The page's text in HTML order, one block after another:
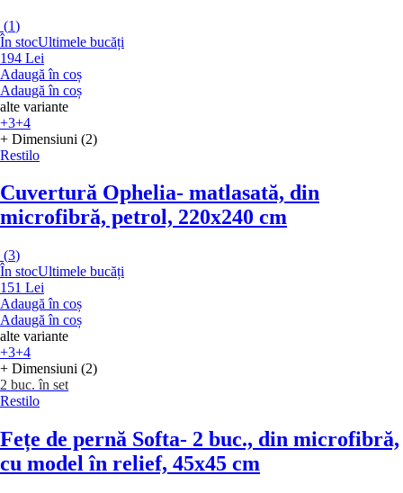
(1)
În stocUltimele bucăți
194 Lei
Adaugă în coș
Adaugă în coș
alte variante
+3+4
+ Dimensiuni (2)
Restilo
Cuvertură Ophelia- matlasată, din
microfibră, petrol, 220x240 cm
(3)
În stocUltimele bucăți
151 Lei
Adaugă în coș
Adaugă în coș
alte variante
+3+4
+ Dimensiuni (2)
2 buc. în set
Restilo
Fețe de pernă Softa- 2 buc., din microfibră,
cu model în relief, 45x45 cm